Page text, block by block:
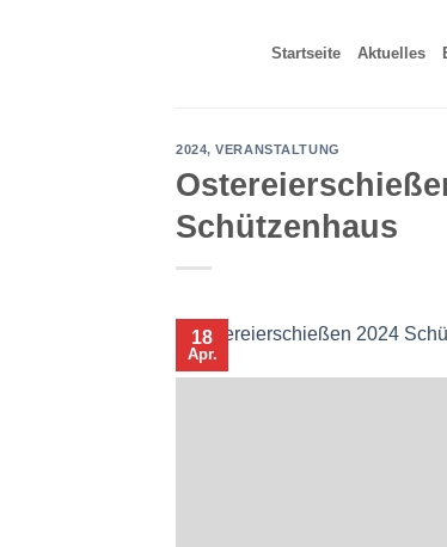
Startseite Aktuelles
2024,VERANSTALTUNG
Schützenhaus
18
Apr.